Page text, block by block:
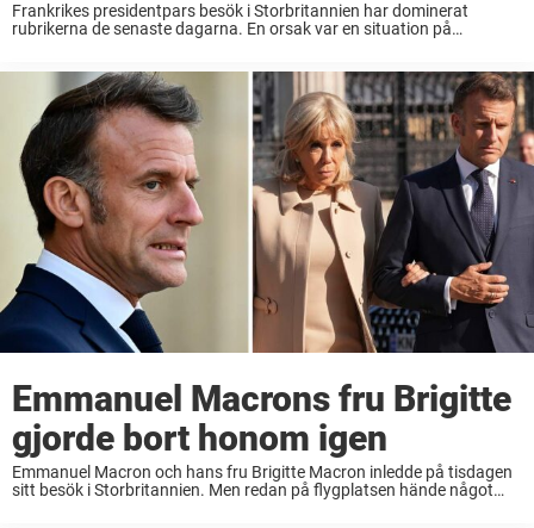
Frankrikes presidentpars besök i Storbritannien har dominerat
rubrikerna de senaste dagarna. En orsak var en situation på
prinsessan Catherine ...
Emmanuel Macrons fru Brigitte
gjorde bort honom igen
Emmanuel Macron och hans fru Brigitte Macron inledde på tisdagen
sitt besök i Storbritannien. Men redan på flygplatsen hände något